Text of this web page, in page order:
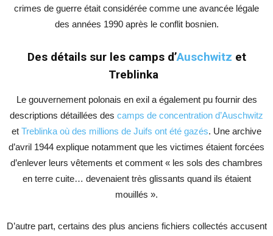
crimes de guerre était considérée comme une avancée légale
des années 1990 après le conflit bosnien.
Des détails sur les camps d’Auschwitz et
Treblinka
Le gouvernement polonais en exil a également pu fournir des
descriptions détaillées des camps de concentration d’Auschwitz
et Treblinka où des millions de Juifs ont été gazés. Une archive
d’avril 1944 explique notamment que les victimes étaient forcées
d’enlever leurs vêtements et comment « les sols des chambres
en terre cuite… devenaient très glissants quand ils étaient
mouillés ».
D’autre part, certains des plus anciens fichiers collectés accusent